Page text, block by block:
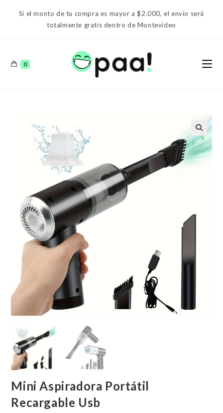
Si el monto de tu compra es mayor a $2.000, el envío será
totalmente gratis dentro de Montevideo
0
Mini Aspiradora Portátil
Recargable Usb